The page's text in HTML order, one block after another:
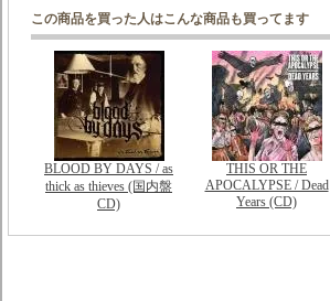
この商品を買った人はこんな商品も買ってます
BLOOD BY DAYS / as
thick as thieves (国内盤
CD)
THIS OR THE
APOCALYPSE / Dead
Years (CD)